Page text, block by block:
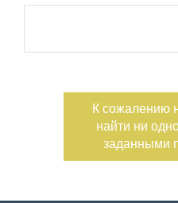
Тип участка
Санузел
К сожалению
найти ни
заданными